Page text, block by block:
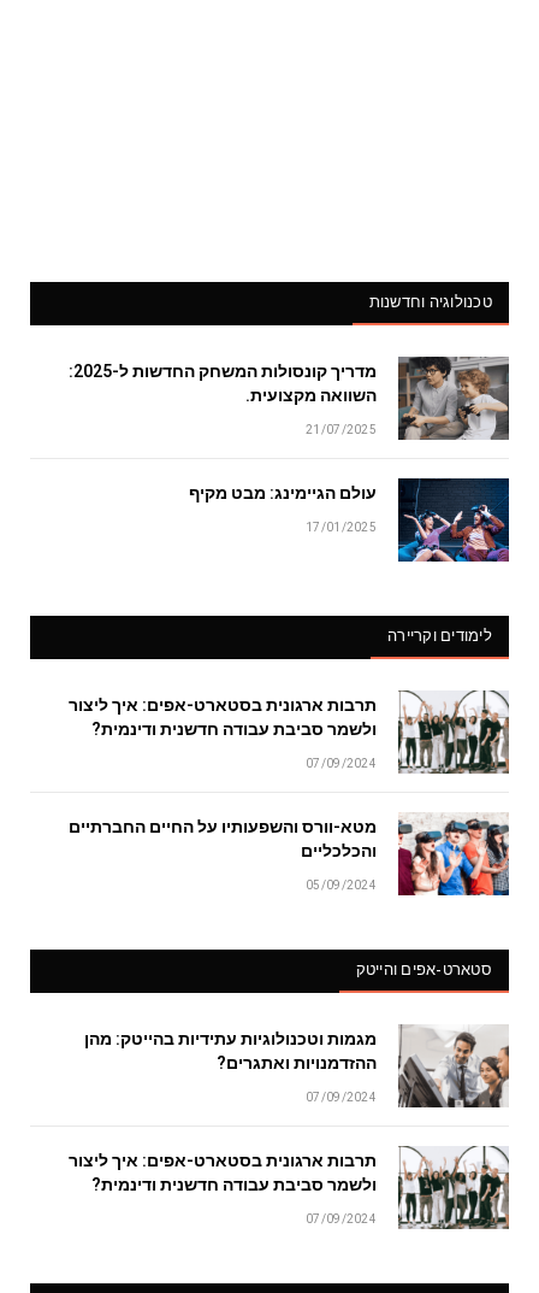
טכנולוגיה וחדשנות
מדריך קונסולות המשחק החדשות ל-2025:
השוואה מקצועית.
21/07/2025
עולם הגיימינג: מבט מקיף
17/01/2025
לימודים וקריירה
תרבות ארגונית בסטארט-אפים: איך ליצור
ולשמר סביבת עבודה חדשנית ודינמית?
07/09/2024
מטא-וורס והשפעותיו על החיים החברתיים
והכלכליים
05/09/2024
סטארט-אפים והייטק
מגמות וטכנולוגיות עתידיות בהייטק: מהן
ההזדמנויות ואתגרים?
07/09/2024
תרבות ארגונית בסטארט-אפים: איך ליצור
ולשמר סביבת עבודה חדשנית ודינמית?
07/09/2024